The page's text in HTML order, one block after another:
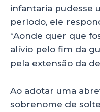
infantaria pudesse
período, ele
“Aonde quer que
alívio pelo fim da
pela extensão da
Ao adotar uma
sobrenome de